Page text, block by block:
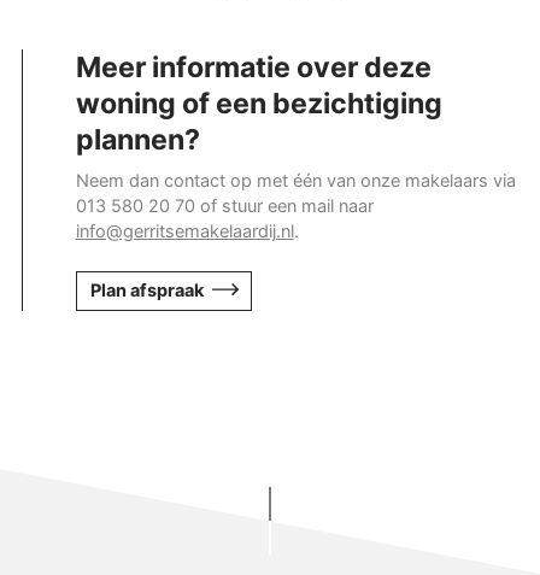
Meer informatie over deze
woning of een bezichtiging
plannen?
Neem dan contact op met één van onze makelaars via
013 580 20 70 of stuur een mail naar
info@gerritsemakelaardij.nl.
Plan afspraak